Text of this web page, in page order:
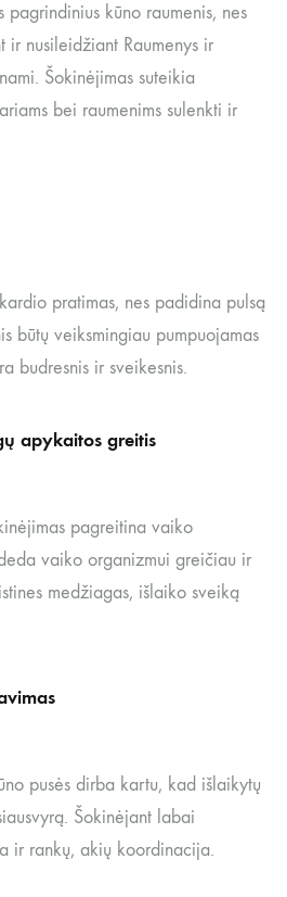
pagrindinius kūno raumenis, nes
ir nusileidžiant Raumenys ir
Šokinėjimas suteikia
bei raumenims sulenkti ir
pratimas, nes padidina pulsą
būtų veiksmingiau pumpuojamas
budresnis ir sveikesnis.
apykaitos greitis
pagreitina vaiko
vaiko organizmui greičiau ir
medžiagas, išlaiko sveiką
pusės dirba kartu, kad išlaikytų
Šokinėjant labai
ir rankų, akių koordinacija.